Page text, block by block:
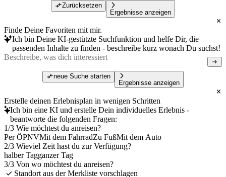
Zurücksetzen
Ergebnisse anzeigen
Finde Deine Favoriten mit mir.
Ich bin Deine KI-gestützte Suchfunktion und helfe Dir, die
passenden Inhalte zu finden - beschreibe kurz wonach Du suchst!
neue Suche starten
Ergebnisse anzeigen
Erstelle deinen Erlebnisplan in wenigen Schritten
Ich bin eine KI und erstelle Dein individuelles Erlebnis -
beantworte die folgenden Fragen:
1/3 Wie möchtest du anreisen?
Per ÖPNVMit dem FahrradZu FußMit dem Auto
2/3 Wieviel Zeit hast du zur Verfügung?
halber Tagganzer Tag
3/3 Von wo möchtest du anreisen?
Standort aus der Merkliste vorschlagen